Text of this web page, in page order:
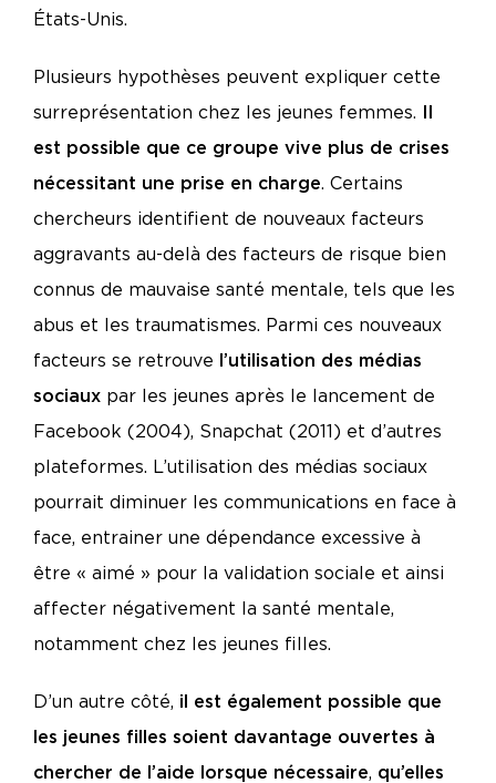
États-Unis.
Plusieurs hypothèses peuvent expliquer cette
surreprésentation chez les jeunes femmes.
est possible que ce groupe vive plus de crises
nécessitant une prise en charge. Certains
chercheurs identifient de nouveaux facteurs
aggravants au-delà des facteurs de risque bien
connus de mauvaise santé mentale, tels que les
abus et les traumatismes. Parmi ces nouveaux
facteurs se retrouve l’utilisation des médias
sociaux par les jeunes après le lancement de
Facebook (2004), Snapchat (2011) et d’autres
plateformes. L’utilisation des médias sociaux
pourrait diminuer les communications en face à
face, entrainer une dépendance excessive à
être « aimé » pour la validation sociale et ainsi
affecter négativement la santé mentale,
notamment chez les jeunes filles.
D’un autre côté, il est également possible que
les jeunes filles soient davantage ouvertes à
chercher de l’aide lorsque nécessaire, qu’elles